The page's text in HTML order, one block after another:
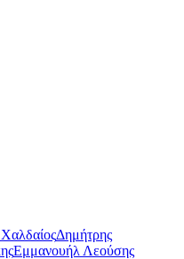
Δημήτρης
Εμμανουήλ Λεούσης